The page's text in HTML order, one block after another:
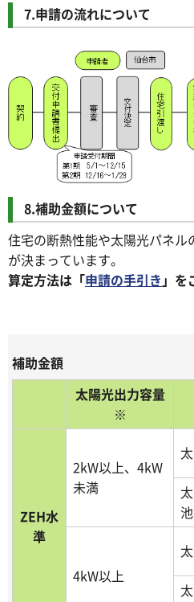
7.申請の流れについて
8.補助金額について
住宅の断熱性能や太陽光パネ
が決まっています。
算定方法は「申請の手引き 」を
補助金額
太陽光出力容量
※
ZEH水
準
2kW以上、4kW
未満
4kW以上